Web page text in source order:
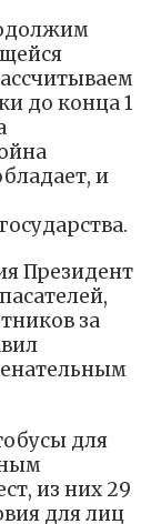
до конца 1
и
Президент
за
для
из них 29
для лиц